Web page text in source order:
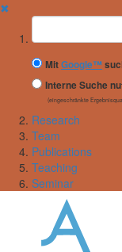
✖
Suchbegriff
MitGoogle™
Interne Suche
(eingeschränkte
Research
Team
Publications
Teaching
Seminar